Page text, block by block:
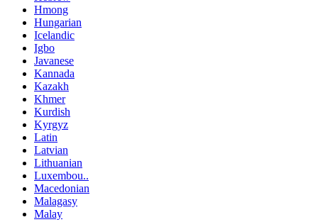
Hmong
Hungarian
Icelandic
Igbo
Javanese
Kannada
Kazakh
Khmer
Kurdish
Kyrgyz
Latin
Latvian
Lithuanian
Luxembou..
Macedonian
Malagasy
Malay